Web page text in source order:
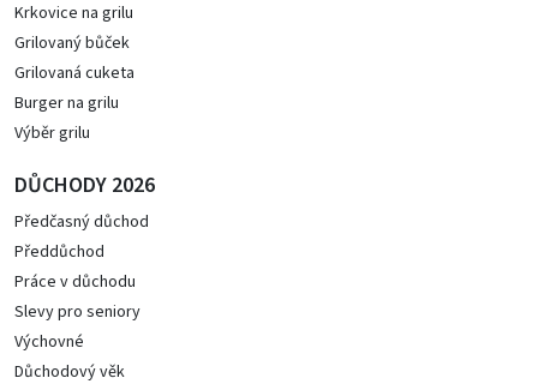
Krkovice na grilu
Grilovaný bůček
Grilovaná cuketa
Burger na grilu
Výběr grilu
DŮCHODY 2026
Předčasný důchod
Předdůchod
Práce v důchodu
Slevy pro seniory
Výchovné
Důchodový věk